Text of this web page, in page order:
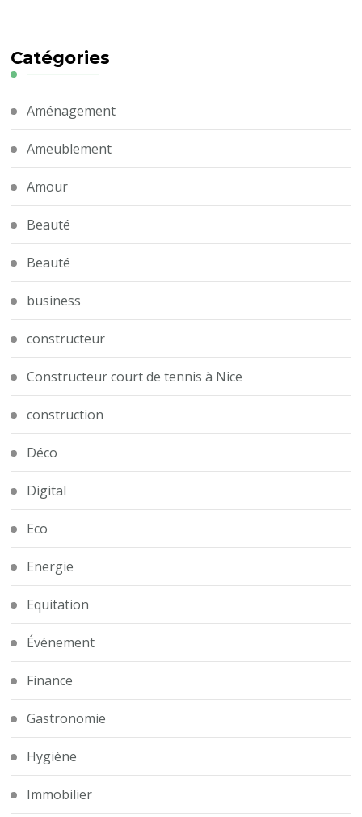
Catégories
Aménagement
Ameublement
Amour
Beauté
Beauté
business
constructeur
Constructeur court de tennis à Nice
construction
Déco
Digital
Eco
Energie
Equitation
Événement
Finance
Gastronomie
Hygiène
Immobilier